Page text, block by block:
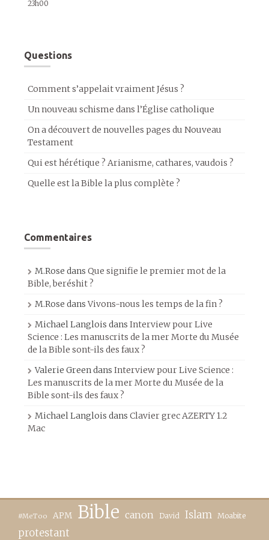
23h00
Questions
Comment s’appelait vraiment Jésus ?
Un nouveau schisme dans l’Église catholique
On a découvert de nouvelles pages du Nouveau
Testament
Qui est hérétique ? Arianisme, cathares, vaudois ?
Quelle est la Bible la plus complète ?
Commentaires
M.Rose dans Que signifie le premier mot de la
Bible, beréshit ?
M.Rose dansVivons-nous les temps de la fin ?
Michael Langlois dans Interview pour Live
Science : Les manuscrits de la mer Morte du Musée
de la Bible sont-ils des faux ?
Valerie Greendans Interview pour Live Science :
Les manuscrits de la mer Morte du Musée de la
Bible sont-ils des faux ?
Michael Langlois dans Clavier grec AZERTY 1.2
Mac
#MeToo APM Bible canon David Islam Moabite
protestant